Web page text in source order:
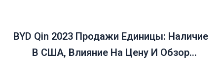
BYD Qin 2023 Продажи Единицы: Наличие
В США, Влияние На Цену И Обзор